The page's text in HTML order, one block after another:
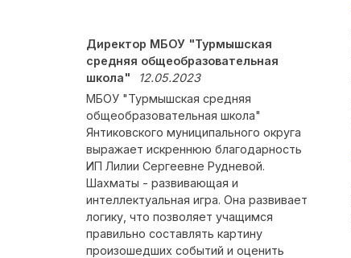
Директор МБОУ "Турмышская
средняя общеобразовательная
школа"
12.05.2023
МБОУ "Турмышская средняя
общеобразовательная школа"
Янтиковского муниципального округа
выражает искреннюю благодарность
ИП Лилии Сергеевне Рудневой.
Шахматы - развивающая и
интеллектуальная игра. Она развивает
логику, что позволяет учащимся
правильно составлять картину
произошедших событий и оценить